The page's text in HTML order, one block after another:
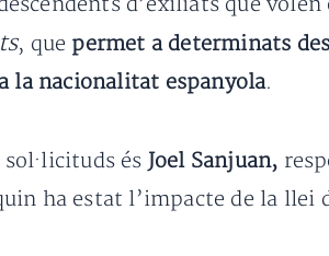
d’exiliats que
, que permet a determinats
la nacionalitat espanyola.
és Joel Sanjuan,
ha estat l’impacte de la